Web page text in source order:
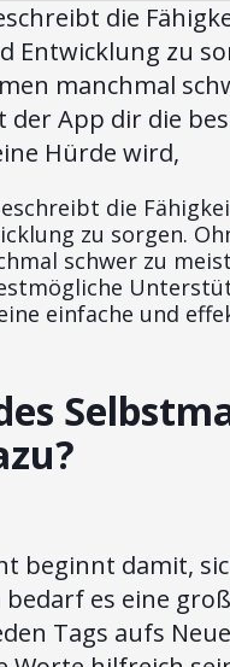
die
Entwicklung zu
manchmal
der App dir die
Hürde wird,
die
zu sorgen.
schwer zu
einfache und
beginnt damit,
es eine
Tags aufs